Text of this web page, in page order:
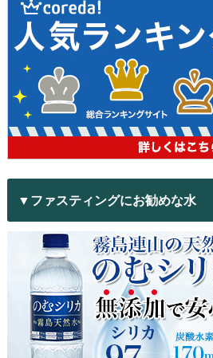
▼ファスティングにお勧めな水